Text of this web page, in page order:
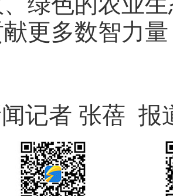
更多数智力
记者 张蓓 报